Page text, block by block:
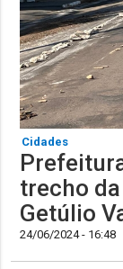
Cidades
trecho
Getúlio
24/06/2024 - 16:48